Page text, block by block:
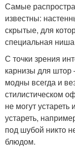
Самые
известны:
скрытые, для
специальная
С точки зрения
карнизы для
модны всегда и
стилистическом
не могут
устареть,
под шубой никто
блюдом.